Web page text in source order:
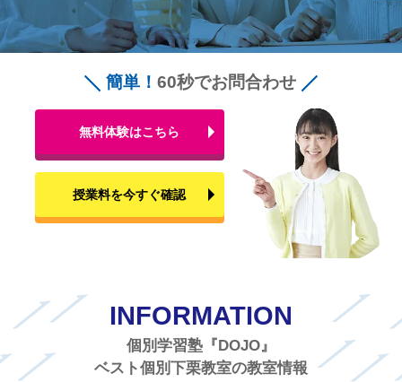
簡単！ 60秒でお問合わせ
無料体験はこちら
授業料を今すぐ確認
INFORMATION
個別学習塾『DOJO』
ベスト個別下栗教室の教室情報